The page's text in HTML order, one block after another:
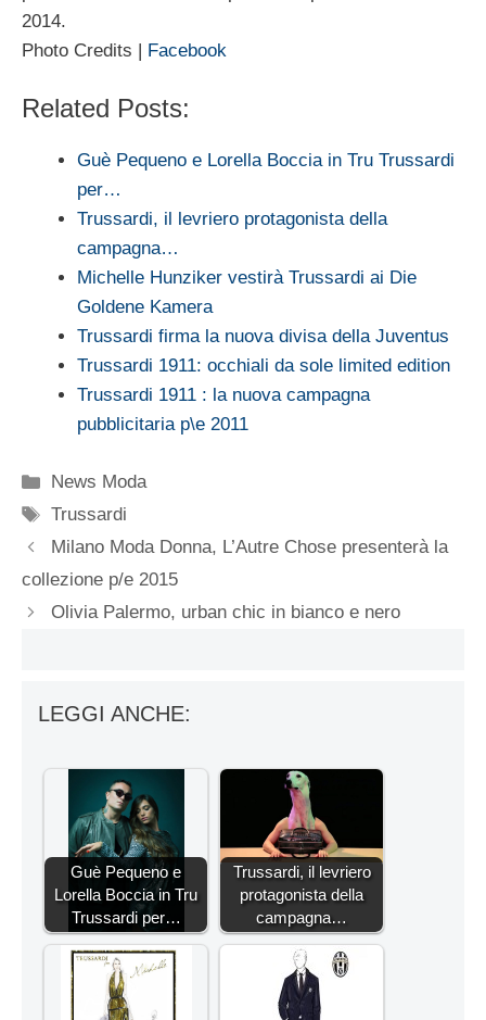
2014.
Photo Credits |
Facebook
Related Posts:
Guè Pequeno e Lorella Boccia in Tru Trussardi
per…
Trussardi, il levriero protagonista della
campagna…
Michelle Hunziker vestirà Trussardi ai Die
Goldene Kamera
Trussardi firma la nuova divisa della Juventus
Trussardi 1911: occhiali da sole limited edition
Trussardi 1911 : la nuova campagna
pubblicitaria p\e 2011
Categorie
News Moda
Tag
Trussardi
Milano Moda Donna, L’Autre Chose presenterà la
collezione p/e 2015
Olivia Palermo, urban chic in bianco e nero
LEGGI ANCHE:
Guè Pequeno e
Lorella Boccia in Tru
Trussardi per…
Trussardi, il levriero
protagonista della
campagna…